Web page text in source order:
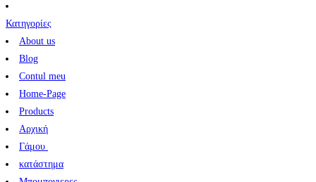
Κατηγορίες
About us
Blog
Contul meu
Home-Page
Products
Αρχική
Γάμου
κατάστημα